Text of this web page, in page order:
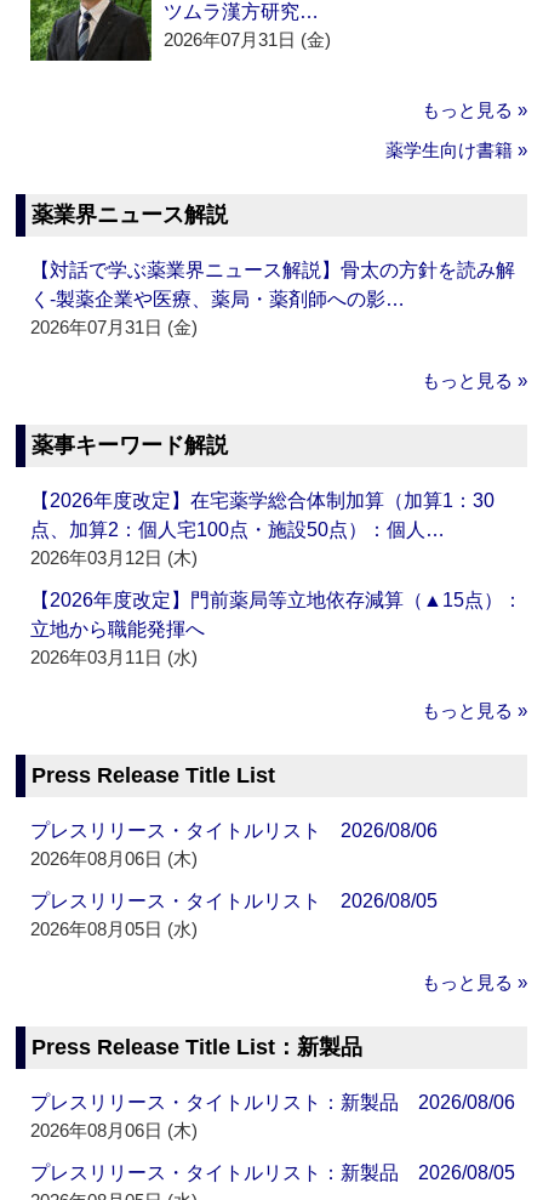
ツムラ漢方研究…
2026年07月31日 (金)
もっと見る »
薬学生向け書籍 »
薬業界ニュース解説
【対話で学ぶ薬業界ニュース解説】骨太の方針を読み解
く‐製薬企業や医療、薬局・薬剤師への影…
2026年07月31日 (金)
もっと見る »
薬事キーワード解説
【2026年度改定】在宅薬学総合体制加算（加算1：30
点、加算2：個人宅100点・施設50点）：個人…
2026年03月12日 (木)
【2026年度改定】門前薬局等立地依存減算（▲15点）：
立地から職能発揮へ
2026年03月11日 (水)
もっと見る »
Press Release Title List
プレスリリース・タイトルリスト 2026/08/06
2026年08月06日 (木)
プレスリリース・タイトルリスト 2026/08/05
2026年08月05日 (水)
もっと見る »
Press Release Title List：新製品
プレスリリース・タイトルリスト：新製品 2026/08/06
2026年08月06日 (木)
プレスリリース・タイトルリスト：新製品 2026/08/05